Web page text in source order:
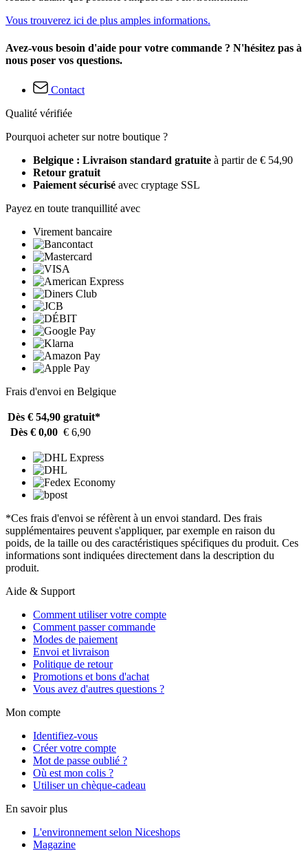
Vous trouverez ici de plus amples informations.
Avez-vous besoin d'aide pour votre commande ? N'hésitez pas à
nous poser vos questions.
Contact
Qualité vérifiée
Pourquoi acheter sur notre boutique ?
Belgique : Livraison standard gratuite à partir de € 54,90
Retour gratuit
Paiement sécurisé avec cryptage SSL
Payez en toute tranquillité avec
Virement bancaire
Frais d'envoi en Belgique
Dès € 54,90 gratuit*
Dès € 0,00 € 6,90
*Ces frais d'envoi se réfèrent à un envoi standard. Des frais
supplémentaires peuvent s'appliquer, par exemple en raison du
poids, de la taille ou des caractéristiques spécifiques du produit. Ces
informations sont indiquées directement dans la description du
produit.
Aide & Support
Comment utiliser votre compte
Comment passer commande
Modes de paiement
Envoi et livraison
Politique de retour
Promotions et bons d'achat
Vous avez d'autres questions ?
Mon compte
Identifiez-vous
Créer votre compte
Mot de passe oublié ?
Où est mon colis ?
Utiliser un chèque-cadeau
En savoir plus
L'environnement selon Niceshops
Magazine